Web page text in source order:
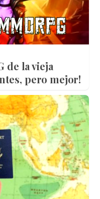
de la vieja
pero mejor!